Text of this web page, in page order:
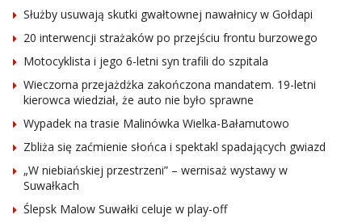
Służby usuwają skutki gwałtownej nawałnicy w Gołdapi
20 interwencji strażaków po przejściu frontu burzowego
Motocyklista i jego 6-letni syn trafili do szpitala
Wieczorna przejażdżka zakończona mandatem. 19-letni
kierowca wiedział, że auto nie było sprawne
Wypadek na trasie Malinówka Wielka-Bałamutowo
Zbliża się zaćmienie słońca i spektakl spadających gwiazd
„W niebiańskiej przestrzeni” – wernisaż wystawy w
Suwałkach
Ślepsk Malow Suwałki celuje w play-off